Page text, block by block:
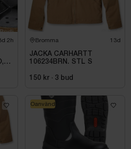
2h Bromma 13d
JACKA CARHARTT
106234BRN. STL S
150 kr · 3 bud
Oanvänd